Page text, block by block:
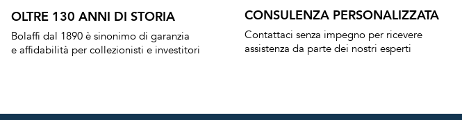
OLTRE 130 ANNI DI STORIA
Bolaffi dal 1890 è sinonimo di garanzia
e affidabilità per collezionisti e investitori
CONSULENZA PERSONALIZZATA
Contattaci senza impegno per ricevere
assistenza da parte dei nostri esperti